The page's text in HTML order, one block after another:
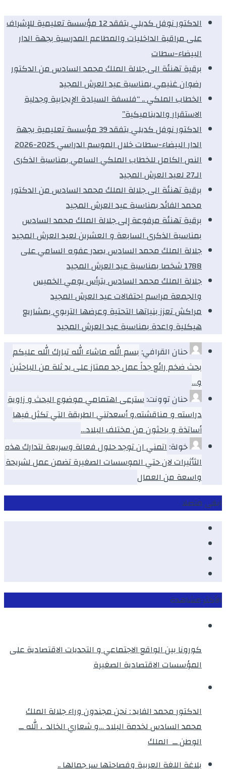
الدكتور نوفل كديلي يتفقد 12 مؤسسة تعليمية للإشراف
على مراقبة الداخليات والمطاعم المدرسية بجهة الدار
البيضاء-سطات
برقية تهنئة الى جلالة الملك محمد السادس من الدكتور
رضوان غنيمي بمناسبة عيد العرش المجيد
الخطاب الملكي .. “فلسفة السيادة الإيجابية وجدلية
الاستقرار والديناميكية”
الدكتور نوفل كديلي يتفقد 39 مؤسسة تعليمية بجهة
الدار البيضاء-سطات خلال الموسم الدراسي 2025-2026
النص الكامل للخطاب الملكي السامي بمناسبة الذكرى
الـ27 لعيد العرش المجيد
برقية تهنئة الى جلالة الملك محمد السادس من الدكتور
محمد الفائد بمناسبة عيد العرش المجيد
برقية تهنئة مرفوعة إلى جلالة الملك محمد السادس
بمناسبة الذكرى السابعة و العشرين لعيد العرش المجيد
جلالة الملك محمد السادس يصدر عفوه السامي على
1788 شخصا بمناسبة عيد العرش المجيد
جلالة الملك محمد السادس يترأس يومي الخميس
والجمعة مراسم احتفالات عيد العرش المجيد
مراكش تعزز بنياتها التحتية وعرضها التربوي بمشاريع
هيكلية واعدة بمناسبة عيد العرش المجيد
حنان القرافي: بسم الله ماشاء الله تبارك الله عليكم
بحث ضخم رائع جداً عمل جد ممتاز على يد ثلة من الباحثين
و…
حنان توونت:سترعى اهتمامي موضوع البحث و زاوية
دراسته و مناقشته.و أسعدتني الطريقة التي تكثل فيها
أساتذة و باحثون من مختلف البلاد…
خولة:اتمني ان توجد حلول فعالة وسريعة لتدارك هذه
الثأثيرات لان حتي الموسسات الصغيرة تضمن عمل لشريحة
واسعة من العمال
ابقى متصلا
الأكثر مشاهدة
كورونا بين الواقع الاجتماعي و التحديات الاقتصادية على
المؤسسات الاقتصادية الصغيرة
الدكتور محمد الفايد : نحن مجندون وراء جلالة الملك
محمد السادس لخدمة البلاد …و شعاري الخالد ، الله ــ
الوطن ــ الملك
بلاغة اللغة العربية وفصاحتها سر جمالها ..